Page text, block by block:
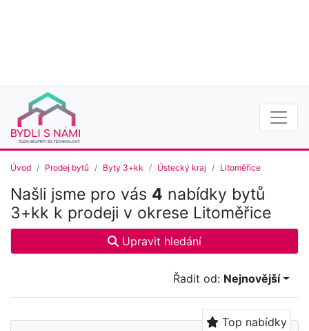
Úvod Prodej bytů Byty 3+kk Ústecký kraj Litoměřice
Našli jsme pro vás 4 nabídky bytů
3+kk k prodeji v okrese Litoměřice
Upravit hledání
Řadit od: Nejnovější
Top nabídky